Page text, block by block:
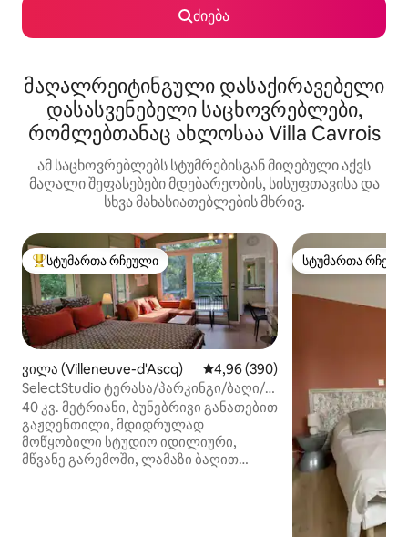
ძიება
მაღალრეიტინგული დასაქირავებელი
დასასვენებელი საცხოვრებლები,
რომლებთანაც ახლოსაა Villa Cavrois
ამ საცხოვრებლებს სტუმრებისგან მიღებული აქვს
მაღალი შეფასებები მდებარეობის, სისუფთავისა და
სხვა მახასიათებლების მხრივ.
სტუმართა რჩეული მოწინავე ვარიანტი
სტუმართა რჩეული
ვილა (Villeneuve-d'Ascq) საშუალო შეფასებაა 5‑დან
4,96 (390)
SelectStudio ტერასა/პარკინგი/ბაღი/
სტადიონი
40 კვ. მეტრიანი, ბუნებრივი განათებით
გაჟღენთილი, მდიდრულად
მოწყობილი სტუდიო იდილიური,
მწვანე გარემოში, ლამაზი ბაღით
სტუმართა
სტუმართა